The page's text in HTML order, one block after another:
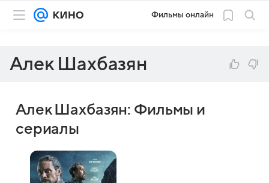
Фильмы онлайн
Алек Шахбазян
Алек Шахбазян: Фильмы и
сериалы